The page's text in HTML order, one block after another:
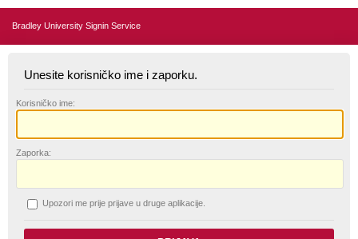
Bradley University Signin Service
Unesite korisničko ime i zaporku.
Korisničko ime:
Zaporka:
Upozori me prije prijave u druge aplikacije.